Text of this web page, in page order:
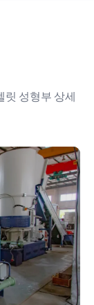
릿 성형부 상세